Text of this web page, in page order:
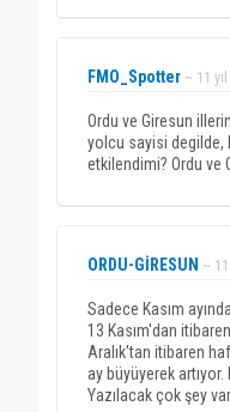
FMO_Spotter ~ 11
Ordu ve Giresun
yolcu sayisi degilde,
etkilendimi? Ordu
ORDU-GİRESUN ~
Sadece Kasım
13 Kasım'dan
Aralık'tan itibaren
ay büyüyerek
Yazılacak çok şey